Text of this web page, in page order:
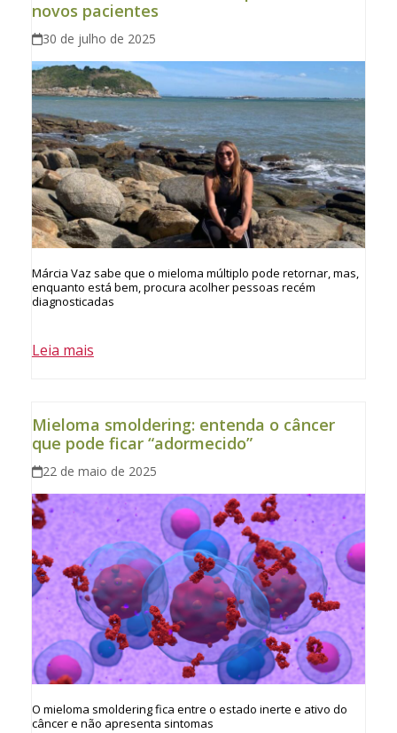
novos pacientes
30 de julho de 2025
Márcia Vaz sabe que o mieloma múltiplo pode retornar, mas,
enquanto está bem, procura acolher pessoas recém
diagnosticadas
Leia mais
Mieloma smoldering: entenda o câncer
que pode ficar “adormecido”
22 de maio de 2025
O mieloma smoldering fica entre o estado inerte e ativo do
câncer e não apresenta sintomas